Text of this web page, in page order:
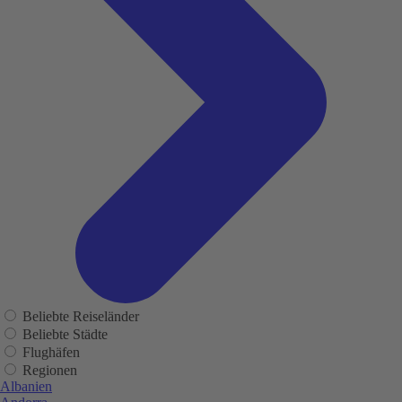
Beliebte Reiseländer
Beliebte Städte
Flughäfen
Regionen
Albanien